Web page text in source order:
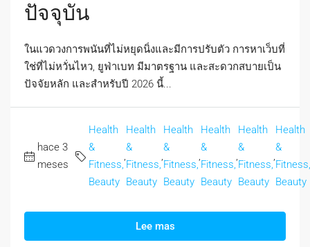
ปัจจุบัน
ในแวดวงการพนันที่ไม่หยุดนิ่งและมีการปรับตัว การหาเว็บที่
ใช่ที่ไม่หวั่นไหว, ยูฟ่าเบท มีมาตรฐาน และสะดวกสบายเป็น
ปัจจัยหลัก และสำหรับปี 2026 นี้...
hace 3
meses
Health
&
Fitness,
Beauty
Health
&
Fitness,
Beauty
Health
&
Fitness,
Beauty
Health
&
Fitness,
Beauty
Health
&
Fitness,
Beauty
Health
&
Fitness,
Beauty
Lee mas